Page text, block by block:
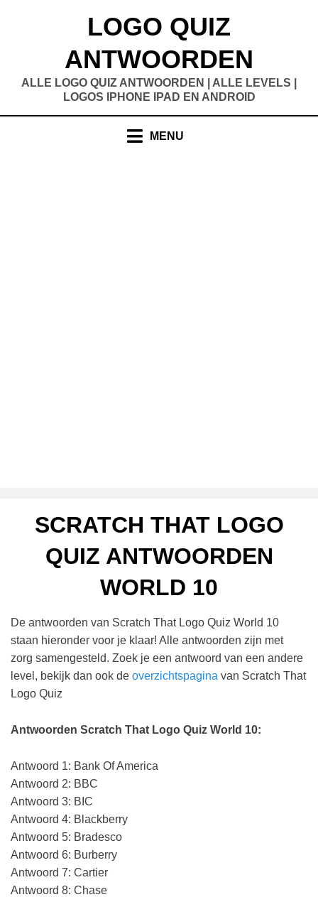
LOGO QUIZ
ANTWOORDEN
ALLE LOGO QUIZ ANTWOORDEN | ALLE LEVELS |
LOGOS IPHONE IPAD EN ANDROID
MENU
SCRATCH THAT LOGO
QUIZ ANTWOORDEN
WORLD 10
De antwoorden van Scratch That Logo Quiz World 10
staan hieronder voor je klaar! Alle antwoorden zijn met
zorg samengesteld. Zoek je een antwoord van een andere
level, bekijk dan ook de overzichtspagina van Scratch That
Logo Quiz
Antwoorden Scratch That Logo Quiz World 10:
Antwoord 1: Bank Of America
Antwoord 2: BBC
Antwoord 3: BIC
Antwoord 4: Blackberry
Antwoord 5: Bradesco
Antwoord 6: Burberry
Antwoord 7: Cartier
Antwoord 8: Chase